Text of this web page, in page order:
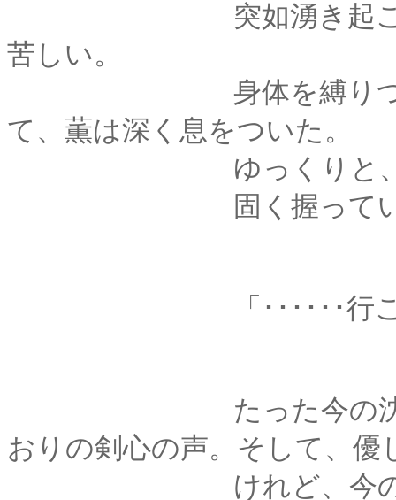
突如湧き起こった不
苦しい。
身体を縛りつけるよ
て、薫は深く息をついた。
ゆっくりと、三回
固く握っていた指
「･･････行こ
たった今の沈黙など
おりの剣心の声。そして、優
けれど、今の薫に